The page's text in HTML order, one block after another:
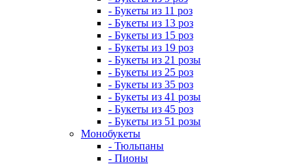
- Букеты из 11 роз
- Букеты из 13 роз
- Букеты из 15 роз
- Букеты из 19 роз
- Букеты из 21 розы
- Букеты из 25 роз
- Букеты из 35 роз
- Букеты из 41 розы
- Букеты из 45 роз
- Букеты из 51 розы
Монобукеты
- Тюльпаны
- Пионы